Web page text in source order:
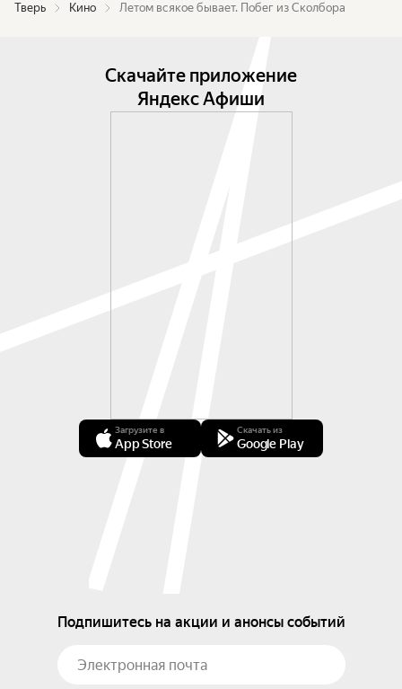
Тверь Кино Летом всякое бывает. Побег из Сколбора
Скачайте приложение
Яндекс Афиши
Загрузите в
App Store
Скачать из
Google Play
Подпишитесь на акции и анонсы событий